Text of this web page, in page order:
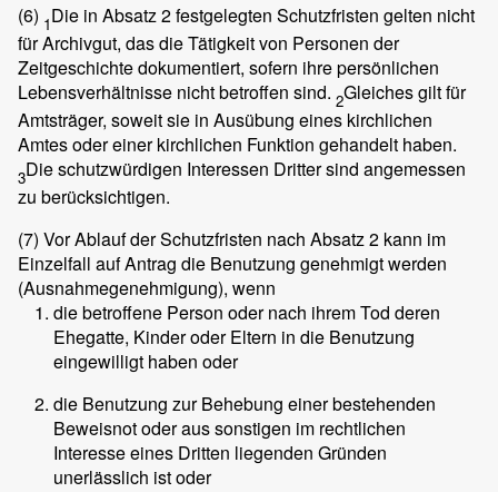
(6) 1Die in Absatz 2 festgelegten Schutzfristen gelten nicht
für Archivgut, das die Tätigkeit von Personen der
Zeitgeschichte dokumentiert, sofern ihre persönlichen
Lebensverhältnisse nicht betroffen sind. 2Gleiches gilt für
Amtsträger, soweit sie in Ausübung eines kirchlichen
Amtes oder einer kirchlichen Funktion gehandelt haben.
3Die schutzwürdigen Interessen Dritter sind angemessen
zu berücksichtigen.
(7) Vor Ablauf der Schutzfristen nach Absatz 2 kann im
Einzelfall auf Antrag die Benutzung genehmigt werden
(Ausnahmegenehmigung), wenn
die betroffene Person oder nach ihrem Tod deren
Ehegatte, Kinder oder Eltern in die Benutzung
eingewilligt haben oder
die Benutzung zur Behebung einer bestehenden
Beweisnot oder aus sonstigen im rechtlichen
Interesse eines Dritten liegenden Gründen
unerlässlich ist oder